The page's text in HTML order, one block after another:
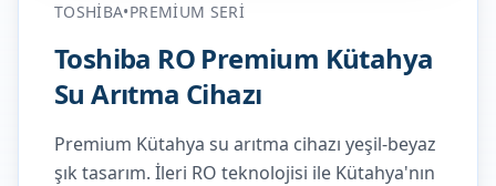
TOSHIBA•PREMIUM SERI
Toshiba RO Premium Kütahya
Su Arıtma Cihazı
Premium Kütahya su arıtma cihazı yeşil-beyaz
şık tasarım. İleri RO teknolojisi ile Kütahya'nın